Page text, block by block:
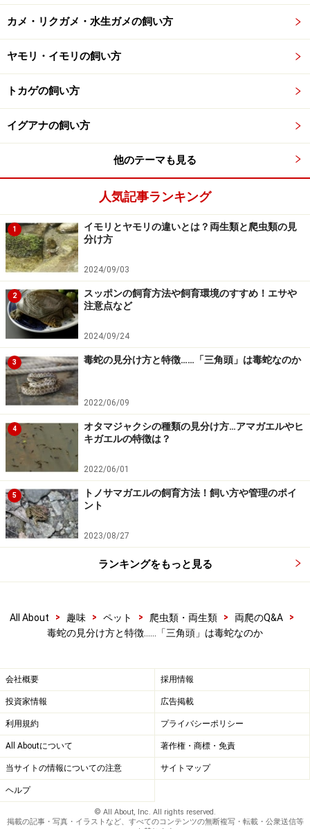
の話であって、見る人の主観によるところが強いでしょ
う。
例えば、日本の本土で一番気をつけなくてはいけない毒
ヘビであるマムシの頭部は見る人が見れば三角形だろう
す。
また逆に、中国に生息するハブモドキ
のようにいかにも
毒ヘビらしい三角形の頭をしていながら無毒、というヘ
ビもいます。もしかすると毒ヘビに擬態しているのかも
しれませんが。
頭が三角形の無毒ヘビ・ハブモドキ 画像：Endless
Zone
ですから、三角形かどうかで危険か安全かを見分けるの
は難しいのです。
じゃ、どうすればいいのかというと、やはり正確な知識
を持つことです。マムシやハブが多い地方の方ならば、
子供の頃から写真や図鑑を見ることで、安全なヘビであ
るかどうかを見分ける知識をつけさせるのは、大人の責
任でしょう。
それができないのなら、残念ですが、子供の頃から「
ビには近づくな」と習慣づけるしかありません。本当に
残念ですが。
そういうわけで、日本ならばマムシやハブは確かに三角
形と言えるような形をしているが、ヤマカガシがそうで
毒ヘビと三角形の頭って、どんな関係なんでしょう？
先述したように、頬に毒をもつから頭が三角、というの
は必ずしも正しくないわけです。
コブラ科のヘビを見ればわかるように。
ところが、オーストラリアのデスアダーの仲間のよう
に、クサリヘビ科のヘビがいない場所には、収斂現象の
ように頭が三角形のコブラ科のヘビが存在するわけで
カメ・リクガメ・水生ガメの飼い方
ヤモリ・イモリの飼い方
トカゲの飼い方
イグアナの飼い方
他のテーマも見る
人気記事ランキング
1
イモリとヤモリの違いとは？両生類と爬虫類の見
分け方
2024/09/03
2
スッポンの飼育方法や飼育環境のすすめ！エサや
注意点など
2024/09/24
3 毒蛇の見分け方と特徴……「三角頭」は毒蛇なのか
2022/06/09
4
オタマジャクシの種類の見分け方…アマガエルやヒ
キガエルの特徴は？
2022/06/01
5
トノサマガエルの飼育方法！飼い方や管理のポイ
ント
2023/08/27
ランキングをもっと見る
All About > 趣味 > ペット > 爬虫類・両生類 > 両爬のQ&A
>
毒蛇の見分け方と特徴……「三角頭」は毒蛇なのか
会社概要 採用情報
投資家情報 広告掲載
利用規約 プライバシーポリシー
All Aboutについて 著作権・商標・免責
当サイトの情報についての注意 サイトマップ
ヘルプ
© All About, Inc. All rights reserved.
掲載の記事・写真・イラストなど、すべてのコンテンツの無断複写・転載・公衆送信等